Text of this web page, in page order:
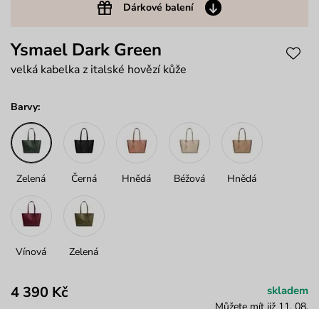
Dárkové balení
Ysmael Dark Green
velká kabelka z italské hovězí kůže
Barvy:
Zelená Černá Hnědá Béžová Hnědá
Vínová Zelená
4 390 Kč skladem